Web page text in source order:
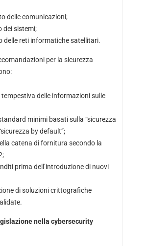
delle comunicazioni;
dei sistemi;
delle reti informatiche satellitari.
per la sicurezza
delle informazioni sulle
minimi basati sulla “sicurezza
by default”;
catena di fornitura secondo la
prima dell’introduzione di nuovi
di soluzioni crittografiche
nella cybersecurity